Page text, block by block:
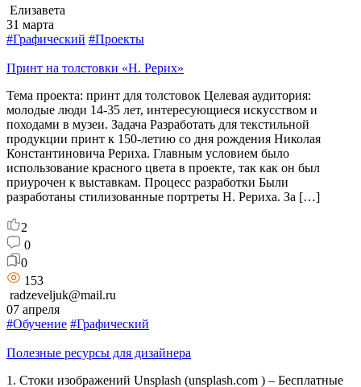
Елизавета
31 марта
#Графический #Проекты
Принт на толстовки «Н. Рерих»
Тема проекта: принт для толстовок Целевая аудитория:
молодые люди 14-35 лет, интересующиеся искусством и
походами в музеи. Задача Разработать для текстильной
продукции принт к 150-летию со дня рождения Николая
Константиновича Рериха. Главным условием было
использование красного цвета в проекте, так как он был
приурочен к выставкам. Процесс разработки Были
разработаны стилизованные портреты Н. Рериха. За […]
2
0
0
153
radzeveljuk@mail.ru
07 апреля
#Обучение #Графический
Полезные ресурсы для дизайнера
1. Стоки изображений Unsplash (unsplash.com ) – Бесплатные